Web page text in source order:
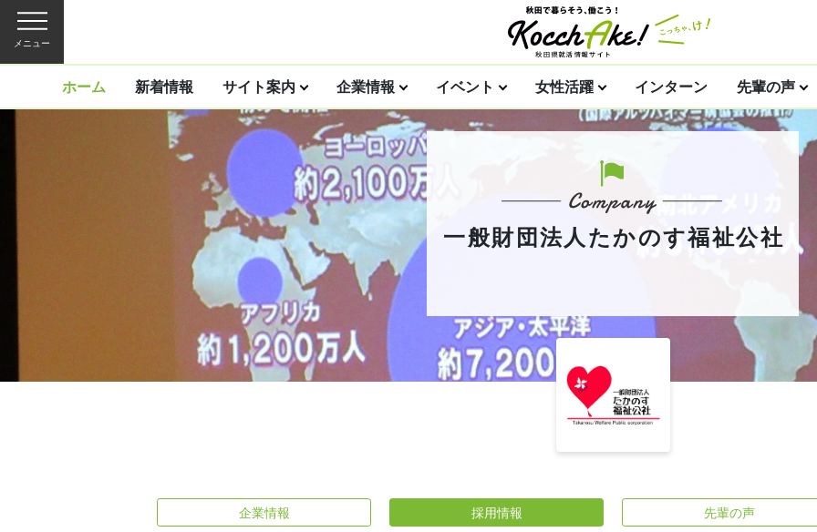
メニュー
ホーム 新着情報 サイト案内 企業情報 イベント 女性活躍 インターン 先輩の声
一般財団法人たかのす福祉公社
企業情報 採用情報 先輩の声